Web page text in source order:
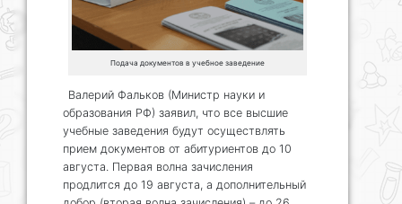
Подача документов в учебное заведение
Валерий Фальков (Министр науки и
образования РФ) заявил, что все высшие
учебные заведения будут осуществлять
прием документов от абитуриентов до 10
августа. Первая волна зачисления
продлится до 19 августа, а дополнительный